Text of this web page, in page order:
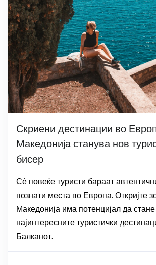
Скриени дестинации во
Македонија станува нов
бисер
Сѐ повеќе туристи бараат
познати места во Европа. Откријте
Македонија има потенцијал да
најинтересните туристички
Балканот.